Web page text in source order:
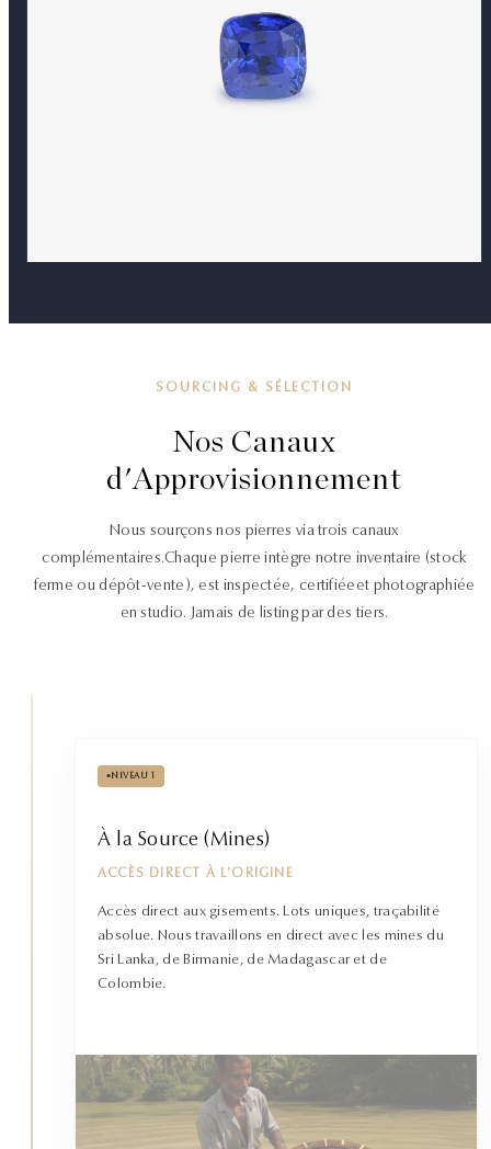
SOURCING & SÉLECTION
Nos Canaux
d'Approvisionnement
Nous sourçons nos pierres via trois canaux
complémentaires.Chaque pierre intègre notre inventaire (stock
ferme ou dépôt-vente), est inspectée, certifiée et photographiée
en studio. Jamais de listing par des tiers.
• NIVEAU 1
À la Source (Mines)
ACCÈS DIRECT À L'ORIGINE
Accès direct aux gisements. Lots uniques, traçabilité
absolue. Nous travaillons en direct avec les mines du
Sri Lanka, de Birmanie, de Madagascar et de
Colombie.